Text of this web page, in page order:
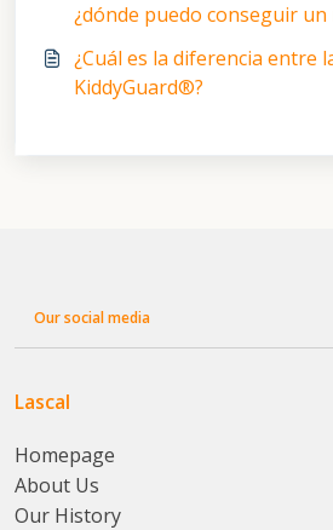
¿dónde puedo conseguir un
¿Cuál es la diferencia entre
KiddyGuard®?
Our social media
Lascal
Homepage
About Us
Our History